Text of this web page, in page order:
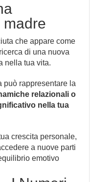
madre
che appare come
di una nuova
nella tua vita.
può rappresentare la
relazionali o
nella tua
crescita personale,
a nuove parti
emotivo